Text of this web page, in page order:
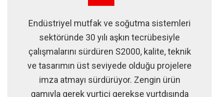
Endüstriyel mutfak ve soğutma sistemleri
sektöründe 30 yılı aşkın tecrübesiyle
çalışmalarını sürdüren S2000, kalite, teknik
ve tasarımın üst seviyede olduğu projelere
imza atmayı sürdürüyor. Zengin ürün
gamıyla gerek yurtiçi gerekse yurtdışında